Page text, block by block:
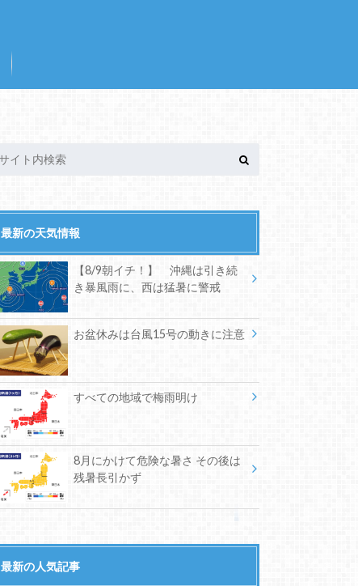
最新の天気情報
【8/9朝イチ！】 沖縄は引き続
き暴風雨に、西は猛暑に警戒
お盆休みは台風15号の動きに注意
すべての地域で梅雨明け
8月にかけて危険な暑さ その後は
残暑長引かず
最新の人気記事